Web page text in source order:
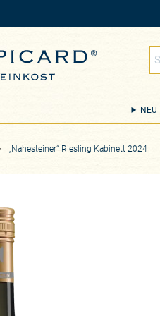
NEU
„Nahesteiner“ Riesling Kabinett 2024